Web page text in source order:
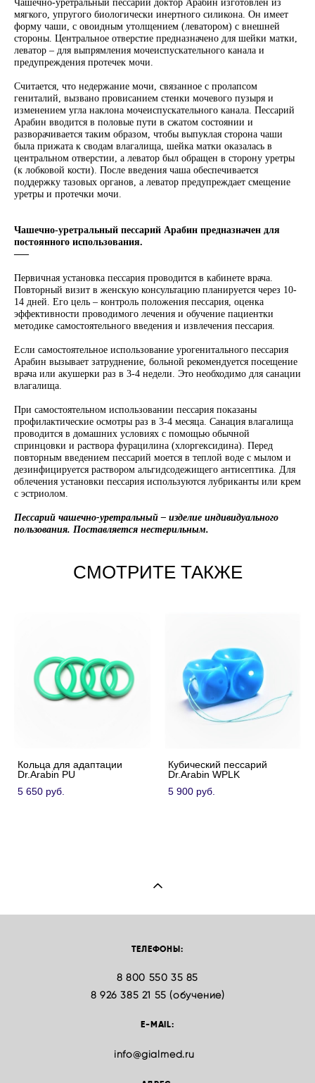
мягкого, упругого биологически инертного силикона. Он имеет
форму чаши, с овоидным утолщением (леватором) с внешней
стороны. Центральное отверстие предназначено для шейки матки,
леватор – для выпрямления мочеиспускательного канала и
предупреждения протечек мочи.
Считается, что недержание мочи, связанное с пролапсом
гениталий, вызвано провисанием стенки мочевого пузыря и
изменением угла наклона мочеиспускательного канала. Пессарий
Арабин вводится в половые пути в сжатом состоянии и
разворачивается таким образом, чтобы выпуклая сторона чаши
была прижата к сводам влагалища, шейка матки оказалась в
центральном отверстии, а леватор был обращен в сторону уретры
(к лобковой кости). После введения чаша обеспечивается
поддержку тазовых органов, а леватор предупреждает смещение
уретры и протечки мочи.
Чашечно-уретральный пессарий Арабин предназначен для
постоянного использования.
–––
Первичная установка пессария проводится в кабинете врача.
Повторный визит в женскую консультацию планируется через 10-
14 дней. Его цель – контроль положения пессария, оценка
эффективности проводимого лечения и обучение пациентки
методике самостоятельного введения и извлечения пессария.
Если самостоятельное использование урогенитального пессария
Арабин вызывает затруднение, больной рекомендуется посещение
врача или акушерки раз в 3-4 недели. Это необходимо для санации
влагалища.
При самостоятельном использовании пессария показаны
профилактические осмотры раз в 3-4 месяца. Санация влагалища
проводится в домашних условиях с помощью обычной
спринцовки и раствора фурацилина (хлоргексидина). Перед
повторным введением пессарий моется в теплой воде с мылом и
дезинфицируется раствором альгидсодежищего антисептика. Для
облечения установки пессария используются лубриканты или крем
с эстриолом.
Пессарий чашечно-уретральный – изделие индивидуального
пользования. Поставляется нестерильным.
СМОТРИТЕ ТАКЖЕ
Кольца для адаптации
Dr.Arabin PU
5 650 pуб.
Кубический пессарий
Dr.Arabin WPLK
5 900 pуб.
ТЕЛЕФОНЫ:
8 800 550 35 85
8 926 385 21 55 (обучение)
E-MAIL:
info@gialmed.ru